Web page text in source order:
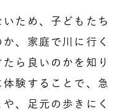
ため、子どもたち
、家庭で川に行く
ら良いのかを知り
験することで、急
、足元の歩きにく